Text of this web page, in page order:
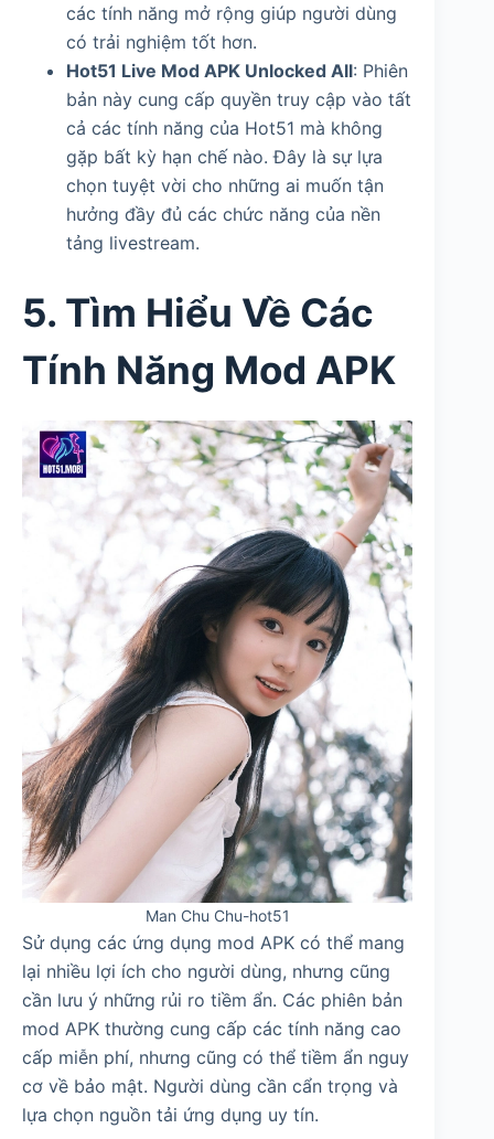
các tính năng mở rộng giúp người dùng
có trải nghiệm tốt hơn.
Hot51 Live Mod APK Unlocked All: Phiên
bản này cung cấp quyền truy cập vào tất
cả các tính năng của Hot51 mà không
gặp bất kỳ hạn chế nào. Đây là sự lựa
chọn tuyệt vời cho những ai muốn tận
hưởng đầy đủ các chức năng của nền
tảng livestream.
5. Tìm Hiểu Về Các
Tính Năng Mod APK
Man Chu Chu-hot51
Sử dụng các ứng dụng mod APK có thể mang
lại nhiều lợi ích cho người dùng, nhưng cũng
cần lưu ý những rủi ro tiềm ẩn. Các phiên bản
mod APK thường cung cấp các tính năng cao
cấp miễn phí, nhưng cũng có thể tiềm ẩn nguy
cơ về bảo mật. Người dùng cần cẩn trọng và
lựa chọn nguồn tải ứng dụng uy tín.